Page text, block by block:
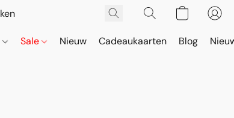
Sale Nieuw Cadeaukaarten Blog